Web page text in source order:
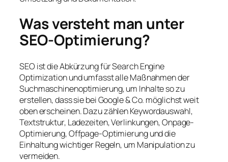
Was versteht man unter
SEO-Optimierung?
SEO ist die Abkürzung für Search Engine
Optimization und umfasst alle Maßnahmen der
Suchmaschinenoptimierung, um Inhalte so zu
erstellen, dass sie bei Google & Co. möglichst weit
oben erscheinen. Dazu zählen Keywordauswahl,
Textstruktur, Ladezeiten, Verlinkungen, Onpage-
Optimierung, Offpage-Optimierung und die
Einhaltung wichtiger Regeln, um Manipulation zu
vermeiden.